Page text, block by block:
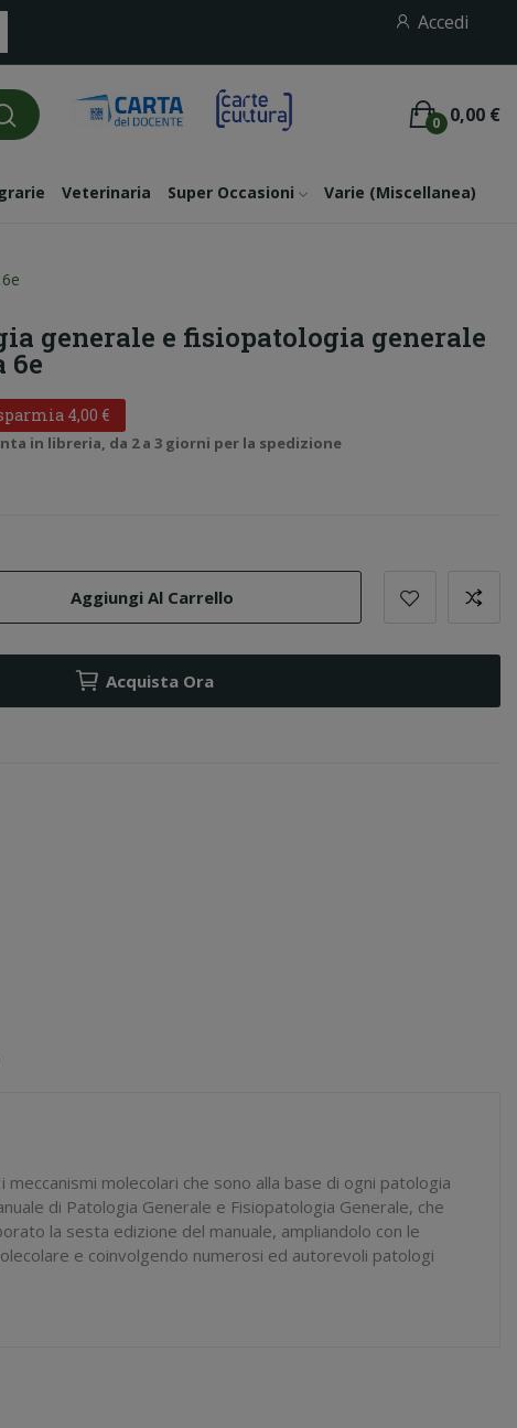
Accedi
0,00 €
0
Veterinaria Super Occasioni Varie (miscellanea)
generale e fisiopatologia generale
6e
4,00 €
in libreria, da 2 a 3 giorni per la spedizione
Aggiungi Al Carrello
Acquista Ora
molecolari che sono alla base di ogni patologia
di Patologia Generale e Fisiopatologia Generale, che
la sesta edizione del manuale, ampliandolo con le
e coinvolgendo numerosi ed autorevoli patologi